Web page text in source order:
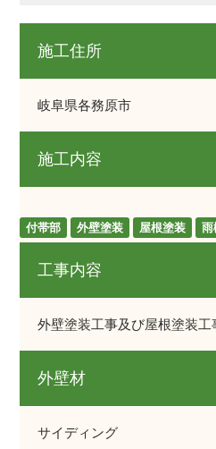
施工住所
岐阜県各務原市
施工内容
付帯部 外壁塗装 屋根塗装 雨
工事内容
外壁塗装工事及び屋根塗装
外壁材
サイディング